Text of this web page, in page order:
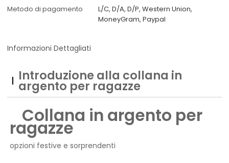
Metodo di pagamento
L/C, D/A, D/P, Western Union,
MoneyGram, Paypal
Informazioni Dettagliati
Introduzione alla collana in
argento per ragazze
Collana in argento per
ragazze
opzioni festive e sorprendenti